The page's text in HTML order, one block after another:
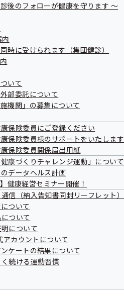
届
の
ュ
ー
保
ー
後のフォローが健康を守ります ～
時に受けられます（集団健診）
いて
部委託について
機関」の募集について
保険委員にご登録ください
保険委員様のサポートをいたします
保険委員関係届出用紙
健康づくりチャレンジ運動」について
データヘルス計画
健康経営セミナー開催！
信（納入告知書同封リーフレット）
ついて
ついて
について
カウントについて
ケートの結果について
く続ける運動習慣
の支給決定誤り
よる特定健診結果の報告誤り
導委託事業者によるメールで
の流出について
の誤送付
保健指導案内」に同封する
健指導案内」の封入誤り